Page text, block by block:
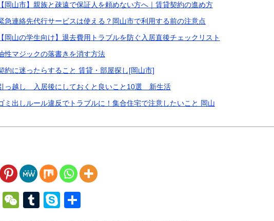
【岡山市】親族と疎遠で保証人を頼めない方へ｜賃貸契約の進め方
急連絡先代行サービスは使える？岡山市で利用する前の注意点
【岡山の学生向け】退去費用トラブルを防ぐ入居直後チェックリスト
性マジックの落書きを消す方法
約に迷ったらすること 賃貸・部屋探し[岡山市]
っ越し 入居後にしておくと良いこと10選 新生活
ミ出しルール違反でトラブルに！集合住宅で注意したいこと 岡山
E
W
T
S